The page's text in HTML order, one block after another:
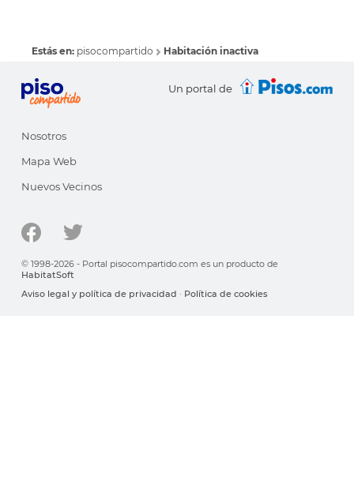
Estás en: pisocompartido Habitación inactiva
Un portal de
Nosotros
Mapa Web
Nuevos Vecinos
© 1998-2026 - Portal pisocompartido.com es un producto de
HabitatSoft
Aviso legal y política de privacidad · Política de cookies